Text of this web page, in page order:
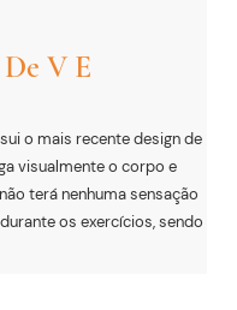
V E
o mais recente design de
visualmente o corpo e
terá nenhuma sensação
os exercícios, sendo